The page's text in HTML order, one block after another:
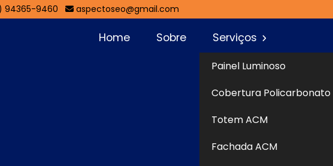
94365-9460 aspectoseo@gmail.com
Home Sobre Serviços
Painel Luminoso
Cobertura Policarbonato
Totem ACM
Fachada ACM
Solicite um Orçamento